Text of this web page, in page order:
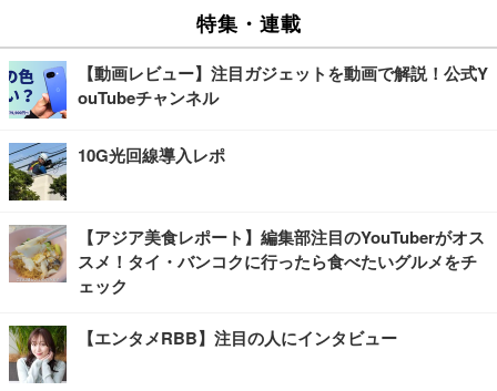
特集・連載
【動画レビュー】注目ガジェットを動画で解説！公式Y
ouTubeチャンネル
10G光回線導入レポ
【アジア美食レポート】編集部注目のYouTuberがオス
スメ！タイ・バンコクに行ったら食べたいグルメをチ
ェック
【エンタメRBB】注目の人にインタビュー